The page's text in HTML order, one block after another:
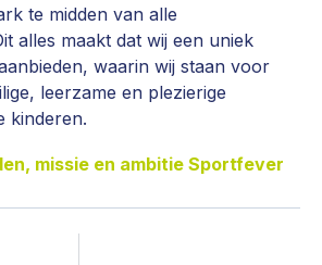
te midden van alle
alles maakt dat wij een uniek
waarin wij staan voor
leerzame en plezierige
kinderen.
missie en ambitie Sportfever